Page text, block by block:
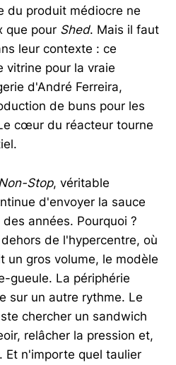
du produit médiocre ne
que pour Shed. Mais il faut
leur contexte : ce
vitrine pour la vraie
d'André Ferreira,
de buns pour les
cœur du réacteur tourne
Stop, véritable
d'envoyer la sauce
années. Pourquoi ?
de l'hypercentre, où
un gros volume, le modèle
gueule. La périphérie
sur un autre rythme. Le
chercher un sandwich
relâcher la pression et,
Et n'importe quel taulier